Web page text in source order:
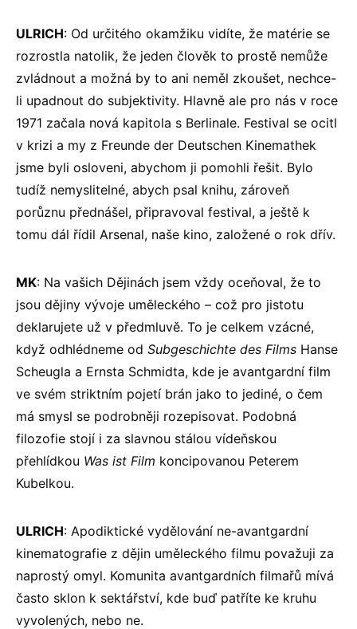
ULRICH: Od určitého okamžiku vidíte, že matérie se
rozrostla natolik, že jeden člověk to prostě nemůže
zvládnout a možná by to ani neměl zkoušet, nechce-
li upadnout do subjektivity. Hlavně ale pro nás v roce
1971 začala nová kapitola s Berlinale. Festival se ocitl
v krizi a my z Freunde der Deutschen Kinemathek
jsme byli osloveni, abychom ji pomohli řešit. Bylo
tudíž nemyslitelné, abych psal knihu, zároveň
porůznu přednášel, připravoval festival, a ještě k
tomu dál řídil Arsenal, naše kino, založené o rok dřív.
MK: Na vašich Dějinách jsem vždy oceňoval, že to
jsou dějiny vývoje uměleckého – což pro jistotu
deklarujete už v předmluvě. To je celkem vzácné,
když odhlédneme od Subgeschichte des Films Hanse
Scheugla a Ernsta Schmidta, kde je avantgardní film
ve svém striktním pojetí brán jako to jediné, o čem
má smysl se podrobněji rozepisovat. Podobná
filozofie stojí i za slavnou stálou vídeňskou
přehlídkou Was ist Film koncipovanou Peterem
Kubelkou.
ULRICH: Apodiktické vydělování ne-avantgardní
kinematografie z dějin uměleckého filmu považuji za
naprostý omyl. Komunita avantgardních filmařů mívá
často sklon k sektářství, kde buď patříte ke kruhu
vyvolených, nebo ne.